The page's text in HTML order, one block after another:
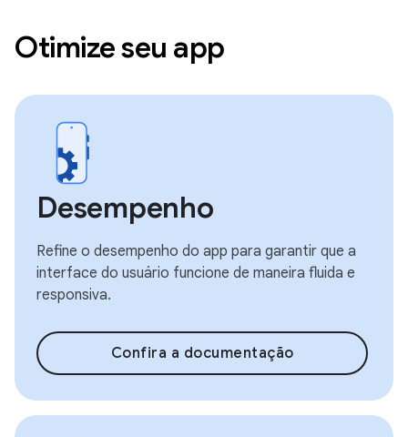
Otimize seu app
Desempenho
Refine o desempenho do app para garantir que a
interface do usuário funcione de maneira fluida e
responsiva.
Confira a documentação